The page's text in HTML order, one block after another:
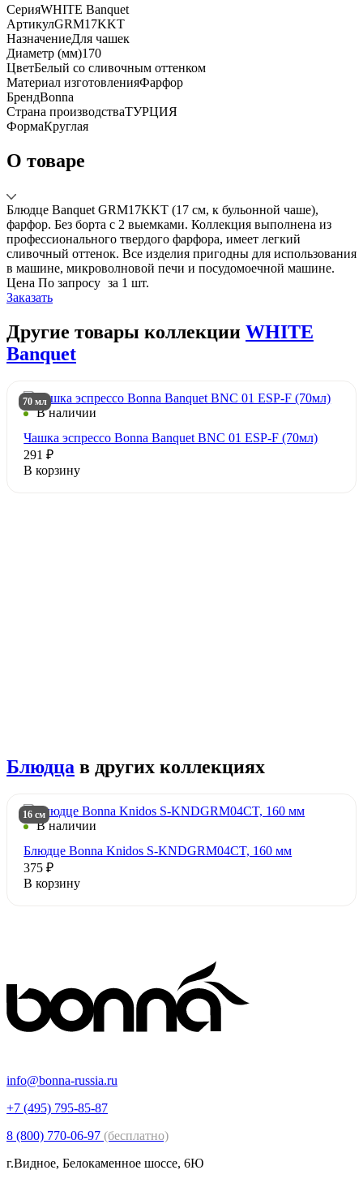
СерияWHITE Banquet
АртикулGRM17KKT
НазначениеДля чашек
Диаметр (мм)170
ЦветБелый со сливочным оттенком
Материал изготовленияФарфор
БрендBonna
Страна производстваТУРЦИЯ
ФормаКруглая
О товаре
Блюдце Banquet GRM17KKT (17 см, к бульонной чаше),
фарфор. Без борта с 2 выемками. Коллекция выполнена из
профессионального твердого фарфора, имеет легкий
сливочный оттенок. Все изделия пригодны для использования
в машине, микроволновой печи и посудомоечной машине.
Цена По запросу за 1 шт.
Заказать
Другие товары коллекции WHITE
Banquet
70 мл
В наличии
Чашка эспрессо Bonna Banquet BNC 01 ESP-F (70мл)
291 ₽
В корзину
Блюдца в других коллекциях
16 см
В наличии
Блюдце Bonna Knidos S-KNDGRM04CT, 160 мм
375 ₽
В корзину
info@bonna-russia.ru
+7 (495) 795-85-87
8 (800) 770-06-97 (бесплатно)
г.Видное, Белокаменное шоссе, 6Ю